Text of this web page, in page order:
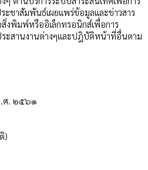
ะชาสัมพันธ์เผยแพร่ข้อมูลและข่าวสาร
งพิมพ์หรืออิเล็กทรอนิกส์เพื่อการ
ะสานงานต่างๆและปฎิบัติหน้าที่อื่นตาม
.ศ. ๒๕๖๑
)